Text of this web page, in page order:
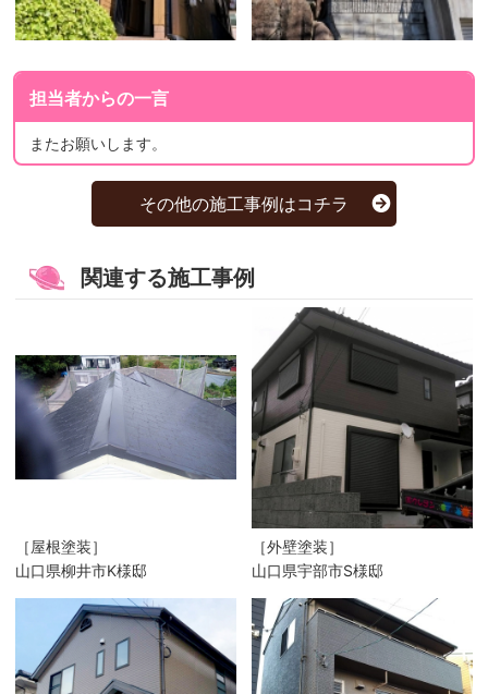
担当者からの一言
またお願いします。
その他の施工事例はコチラ
関連する施工事例
［屋根塗装］
山口県柳井市K様邸
［外壁塗装］
山口県宇部市S様邸